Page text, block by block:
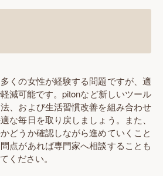
くの女性が経験する問題ですが、適
減可能です。pitonなど新しいツール
、および生活習慣改善を組み合わせ
な毎日を取り戻しましょう。また、
どうか確認しながら進めていくこと
点があれば専門家へ相談することも
ください。